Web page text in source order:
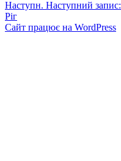
Наступн. Наступний запис:
Ріг
Сайт працює на WordPress